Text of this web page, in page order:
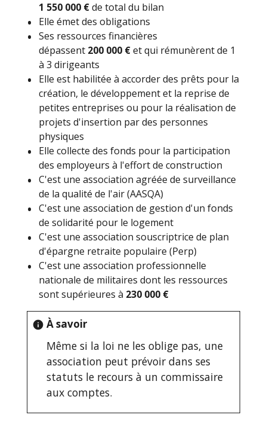
1 550 000 €de total du bilan
Elle émet des obligations
Ses ressources financières
dépassent 200 000 €et qui rémunèrent de 1
à 3 dirigeants
Elle est habilitée à accorder des prêts pour la
création, le développement et la reprise de
petites entreprises ou pour la réalisation de
projets d'insertion par des personnes
physiques
Elle collecte des fonds pour la participation
des employeurs à l'effort de construction
C'est une association agréée de surveillance
de la qualité de l'air (AASQA)
C'est une association de gestion d'un fonds
de solidarité pour le logement
C'est une association souscriptrice de plan
d'épargne retraite populaire (Perp)
C'est une association professionnelle
nationale de militaires dont les ressources
sont supérieures à 230 000 €
info À savoir
Même si la loi ne les oblige pas, une
association peut prévoir dans ses
statuts le recours à un commissaire
aux comptes.